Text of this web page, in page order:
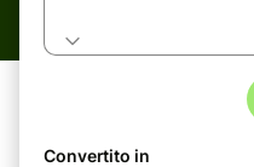
Convertito in